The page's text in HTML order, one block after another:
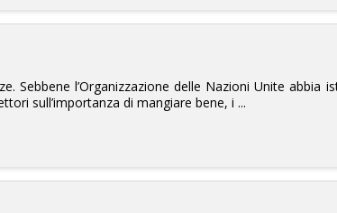
Sebbene l’Organizzazione delle Nazioni Unite abbia
sull’importanza di mangiare bene, i ...